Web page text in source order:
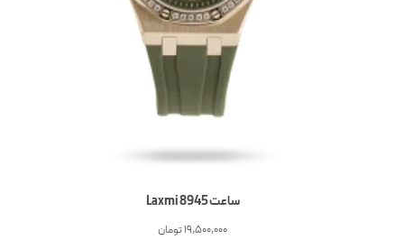
ساعت Laxmi 8945
19,500,000تومان